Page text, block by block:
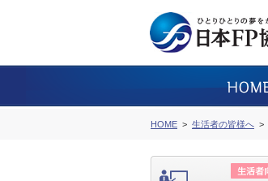
HOME 生活者の皆様へ